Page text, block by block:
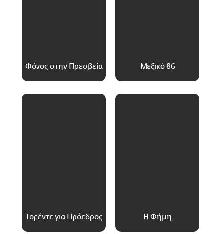
Φόνος στην Πρεσβεία Μεξικό 86
Τορέντε για Πρόεδρος Η Φήμη